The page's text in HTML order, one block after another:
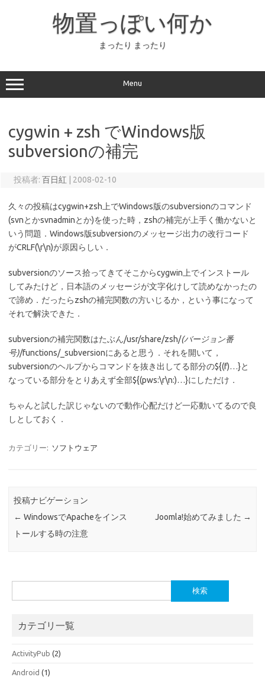
ッ
プ
物置っぽい何か
まったり まったり
Menu
cygwin + zsh でWindows版
subversionの補完
投稿者: 百日紅 2008-02-10
久々の投稿はcygwin+zsh上でWindows版のsubversionのコマンド
(svnとかsvnadminとか)を使った時，zshの補完が上手く働かないと
いう問題．Windows版subversionのメッセージ出力の改行コード
がCRLF(\r\n)が原因らしい．
subversionのソース拾ってきてそこからcygwin上でインストール
してみたけど，日本語のメッセージが文字化けして読めなかったの
で諦め．だったらzshの補完関数の方いじるか，という事になって
それで解決できた．
subversionの補完関数はたぶん/usr/share/zsh/(バージョン番
号)/functions/_subversionにあると思う．それを開いて，
subversionのヘルプからコマンドを抜き出してる部分の${(f)…}と
なっている部分をとりあえず全部${(pws:\r\n:)…}にしただけ．
ちゃんと試した訳じゃないので動作心配だけど一応動いてるので良
しとしておく．
カテゴリー: ソフトウェア
投稿ナビゲーション
← WindowsでApacheをインス
トールする時の注意
Joomla!始めてみました →
索:
カテゴリ一覧
ActivityPub (2)
Android (1)